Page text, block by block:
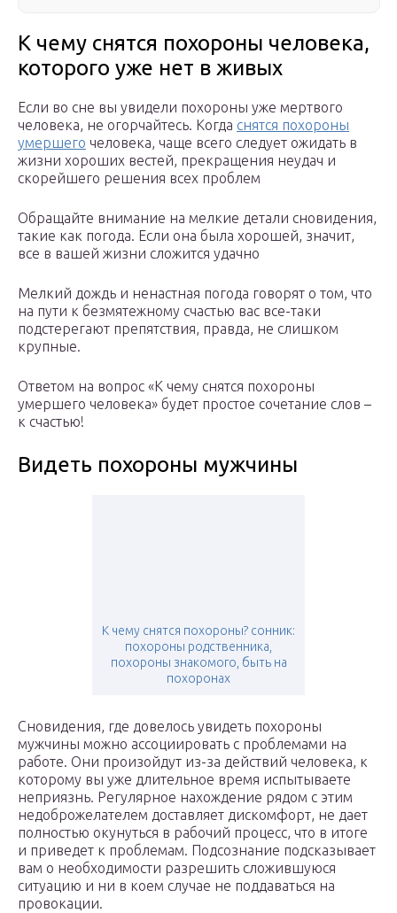
К чему снятся похороны человека,
которого уже нет в живых
Если во сне вы увидели похороны уже мертвого
человека, не огорчайтесь. Когда снятся похороны
умершего человека, чаще всего следует ожидать в
жизни хороших вестей, прекращения неудач и
скорейшего решения всех проблем
Обращайте внимание на мелкие детали сновидения,
такие как погода. Если она была хорошей, значит,
все в вашей жизни сложится удачно
Мелкий дождь и ненастная погода говорят о том, что
на пути к безмятежному счастью вас все-таки
подстерегают препятствия, правда, не слишком
крупные.
Ответом на вопрос «К чему снятся похороны
умершего человека» будет простое сочетание слов –
к счастью!
Видеть похороны мужчины
К чему снятся похороны? сонник:
похороны родственника,
похороны знакомого, быть на
похоронах
Сновидения, где довелось увидеть похороны
мужчины можно ассоциировать с проблемами на
работе. Они произойдут из-за действий человека, к
которому вы уже длительное время испытываете
неприязнь. Регулярное нахождение рядом с этим
недоброжелателем доставляет дискомфорт, не дает
полностью окунуться в рабочий процесс, что в итоге
и приведет к проблемам. Подсознание подсказывает
вам о необходимости разрешить сложившуюся
ситуацию и ни в коем случае не поддаваться на
провокации.